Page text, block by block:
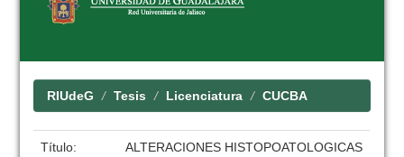
RIUdeG Tesis Licenciatura CUCBA
Título:
ALTERACIONES HISTOPOATOLOGICAS